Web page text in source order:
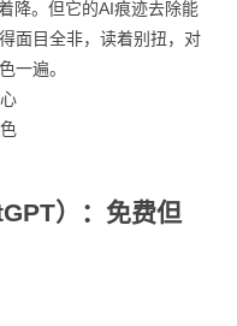
降。但它的AI痕迹去除能
面目全非，读着别扭，对
一遍。
）：免费但